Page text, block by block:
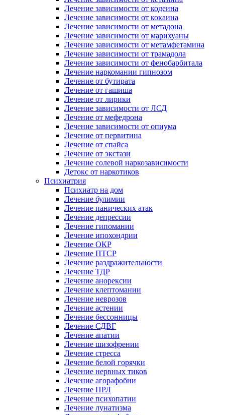
Лечение зависимости от кодеина
Лечение зависимости от кокаина
Лечение зависимости от метадона
Лечение зависимости от марихуаны
Лечение зависимости от метамфетамина
Лечение зависимости от трамадола
Лечение зависимости от фенобарбитала
Лечение наркомании гипнозом
Лечение от бутирата
Лечение от гашиша
Лечение от лирики
Лечение зависимости от ЛСД
Лечение от мефедрона
Лечение зависимости от опиума
Лечение от первитина
Лечение от спайса
Лечение от экстази
Лечение солевой наркозависимости
Детокс от наркотиков
Психиатрия
Психиатр на дом
Лечение булимии
Лечение панических атак
Лечение депрессии
Лечение гипомании
Лечение ипохондрии
Лечение ОКР
Лечение ПТСР
Лечение раздражительности
Лечение ТДР
Лечение анорексии
Лечение клептомании
Лечение неврозов
Лечение астении
Лечение бессонницы
Лечение СДВГ
Лечение апатии
Лечение шизофрении
Лечение стресса
Лечение белой горячки
Лечение нервных тиков
Лечение агорафобии
Лечение ПРЛ
Лечение психопатии
Лечение лунатизма